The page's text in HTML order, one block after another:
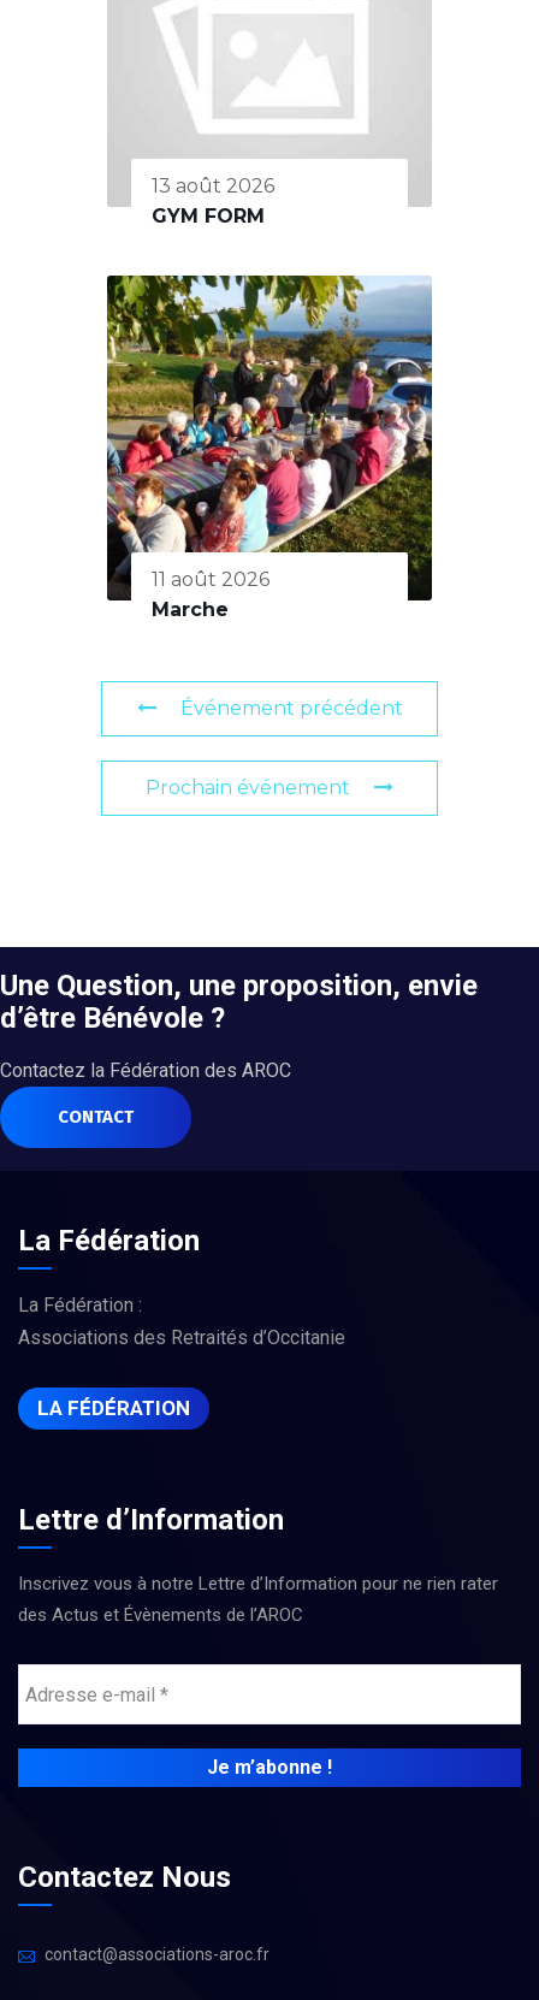
13 août 2026
GYM FORM
11 août 2026
Marche
Événement précédent
Prochain événement
Une Question, une proposition, envie
d’être Bénévole ?
Contactez la Fédération des AROC
CONTACT
La Fédération
La Fédération :
Associations des Retraités d’Occitanie
LA FÉDÉRATION
Lettre d’Information
Inscrivez vous à notre Lettre d’Information pour ne rien rater
des Actus et Évènements de l’AROC
Contactez Nous
contact@associations-aroc.fr